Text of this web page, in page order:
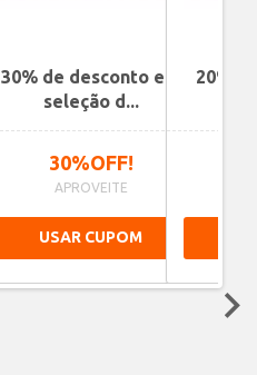
30% de desconto em
seleção d...
30%OFF!
APROVEITE
USAR CUPOM
20%